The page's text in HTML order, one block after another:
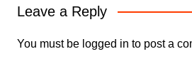
o
k
p
er
Leave a Reply
You must be logged in to post a